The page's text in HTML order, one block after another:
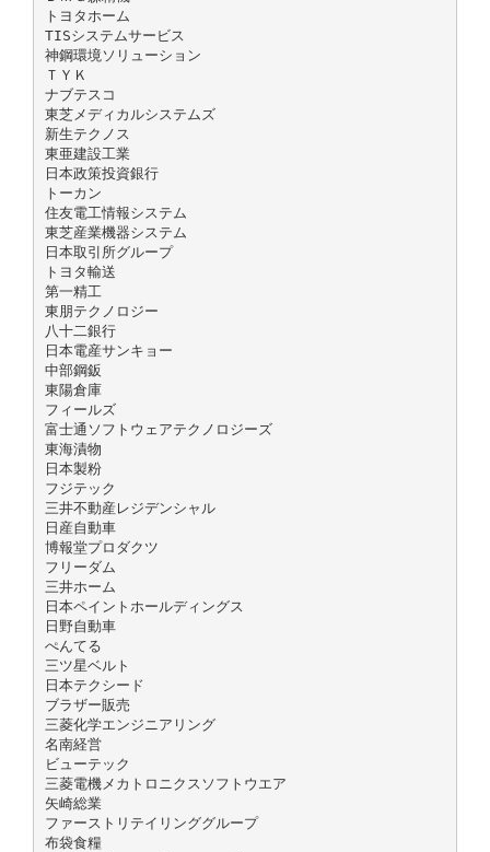
トヨタホーム
TISシステムサービス
神鋼環境ソリューション
ＴＹＫ
ナブテスコ
東芝メディカルシステムズ
新生テクノス
東亜建設工業
日本政策投資銀行
トーカン
住友電工情報システム
東芝産業機器システム
日本取引所グループ
トヨタ輸送
第一精工
東朋テクノロジー
八十二銀行
日本電産サンキョー
中部鋼鈑
東陽倉庫
フィールズ
富士通ソフトウェアテクノロジーズ
東海漬物
日本製粉
フジテック
三井不動産レジデンシャル
日産自動車
博報堂プロダクツ
フリーダム
三井ホーム
日本ペイントホールディングス
日野自動車
ぺんてる
三ツ星ベルト
日本テクシード
ブラザー販売
三菱化学エンジニアリング
名南経営
ビューテック
三菱電機メカトロニクスソフトウエア
矢崎総業
ファーストリテイリンググループ
布袋食糧